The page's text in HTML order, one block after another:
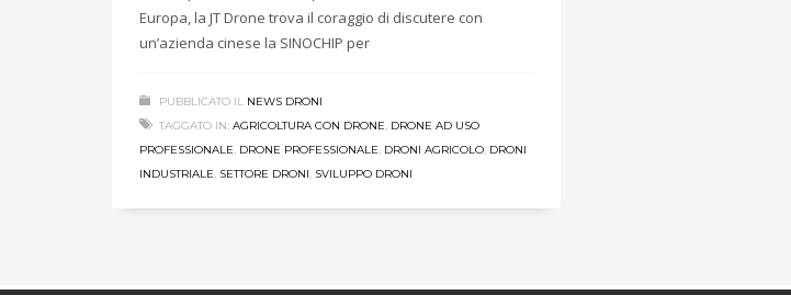
Europa, la JT Drone trova il coraggio di discutere con
un’azienda cinese la SINOCHIP per
PUBBLICATO IL NEWS DRONI
TAGGATO IN: AGRICOLTURA CON DRONE, DRONE AD USO
PROFESSIONALE, DRONE PROFESSIONALE, DRONI AGRICOLO, DRONI
INDUSTRIALE, SETTORE DRONI, SVILUPPO DRONI